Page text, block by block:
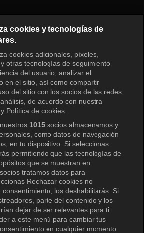
Iniciar sesión
cookies y tecnologías de
cookies adicionales, píxeles,
otras tecnologías de seguimiento
del usuario, analizar el
en el sitio, así como compartir
del sitio con los socios de las redes
de acuerdo con nuestra
Política de cookies.
1015 socios almacenamos y
como datos de navegación
en tu dispositivo. Si seleccionas
permitiendo que las tecnologías de
que se muestran en
tratamos datos para
Rechazar cookies no
los deshabilitarás. Si
parte del contenido y los
dejar de ser relevantes para ti.
a este menú para cambiar tus
en cualquier momento